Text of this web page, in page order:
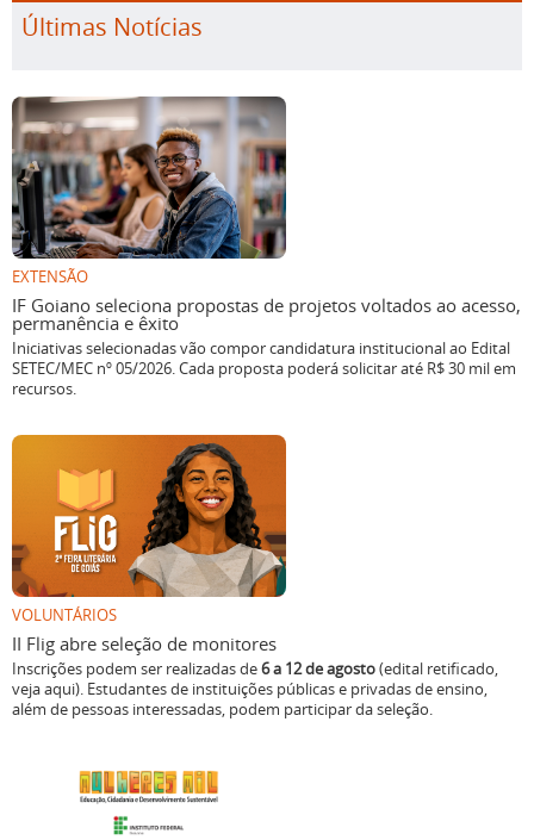
Últimas Notícias
EXTENSÃO
IF Goiano seleciona propostas de projetos voltados ao acesso,
permanência e êxito
Iniciativas selecionadas vão compor candidatura institucional ao Edital
SETEC/MEC nº 05/2026. Cada proposta poderá solicitar até R$ 30 mil em
recursos.
VOLUNTÁRIOS
II Flig abre seleção de monitores
Inscrições podem ser realizadas de6 a 12 de agosto(edital retificado,
veja aqui). Estudantes de instituições públicas e privadas de ensino,
além de pessoas interessadas, podem participar da seleção.